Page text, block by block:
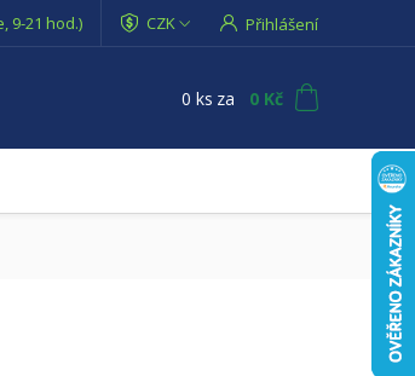
CZK Přihlášení
9-21 hod.)
0 ks za 0 Kč